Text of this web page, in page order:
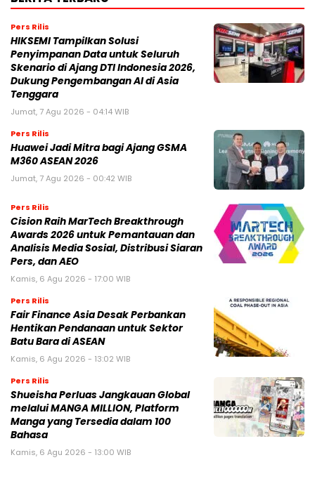
Pers Rilis
HIKSEMI Tampilkan Solusi
Penyimpanan Data untuk Seluruh
Skenario di Ajang DTI Indonesia 2026,
Dukung Pengembangan AI di Asia
Tenggara
Jumat, 7 Agu 2026 - 04:14 WIB
Pers Rilis
Huawei Jadi Mitra bagi Ajang GSMA
M360 ASEAN 2026
Jumat, 7 Agu 2026 - 00:42 WIB
Pers Rilis
Cision Raih MarTech Breakthrough
Awards 2026 untuk Pemantauan dan
Analisis Media Sosial, Distribusi Siaran
Pers, dan AEO
Kamis, 6 Agu 2026 - 17:00 WIB
Pers Rilis
Fair Finance Asia Desak Perbankan
Hentikan Pendanaan untuk Sektor
Batu Bara di ASEAN
Kamis, 6 Agu 2026 - 13:02 WIB
Pers Rilis
Shueisha Perluas Jangkauan Global
melalui MANGA MILLION, Platform
Manga yang Tersedia dalam 100
Bahasa
Kamis, 6 Agu 2026 - 13:00 WIB